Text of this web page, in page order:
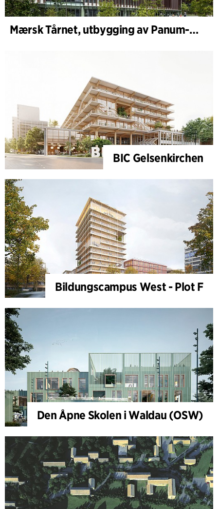
Mærsk Tårnet, utbygging av Panum-komplekset
BIC Gelsenkirchen
Bildungscampus West - Plot F
Den Åpne Skolen i Waldau (OSW)